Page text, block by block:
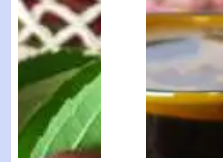
Αρχιμανδρίτη
Χριστόδουλο
Αγγελόγλου
Αρχιμανδρίτη
Χριστόδουλο
Αγγελόγλου